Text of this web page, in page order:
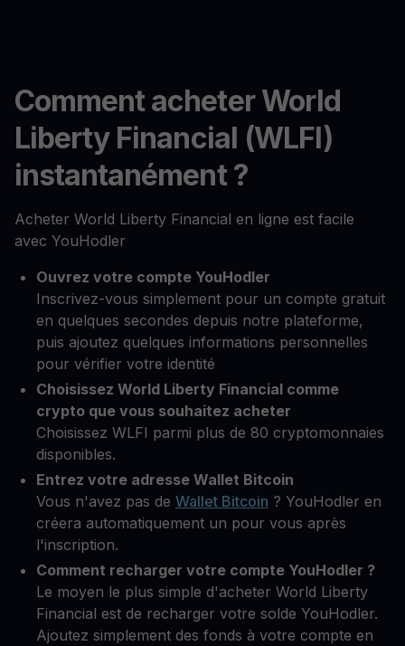
Comment acheter World
Liberty Financial (WLFI)
instantanément ?
Acheter World Liberty Financial en ligne est facile
avec YouHodler
Ouvrez votre compte YouHodler
Inscrivez-vous simplement pour un compte gratuit
en quelques secondes depuis notre plateforme,
puis ajoutez quelques informations personnelles
pour vérifier votre identité
Choisissez World Liberty Financial comme
crypto que vous souhaitez acheter
Choisissez WLFI parmi plus de 80 cryptomonnaies
disponibles.
Entrez votre adresse Wallet Bitcoin
Vous n'avez pas de Wallet Bitcoin ? YouHodler en
créera automatiquement un pour vous après
l'inscription.
Comment recharger votre compte YouHodler ?
Le moyen le plus simple d'acheter World Liberty
Financial est de recharger votre solde YouHodler.
Ajoutez simplement des fonds à votre compte en